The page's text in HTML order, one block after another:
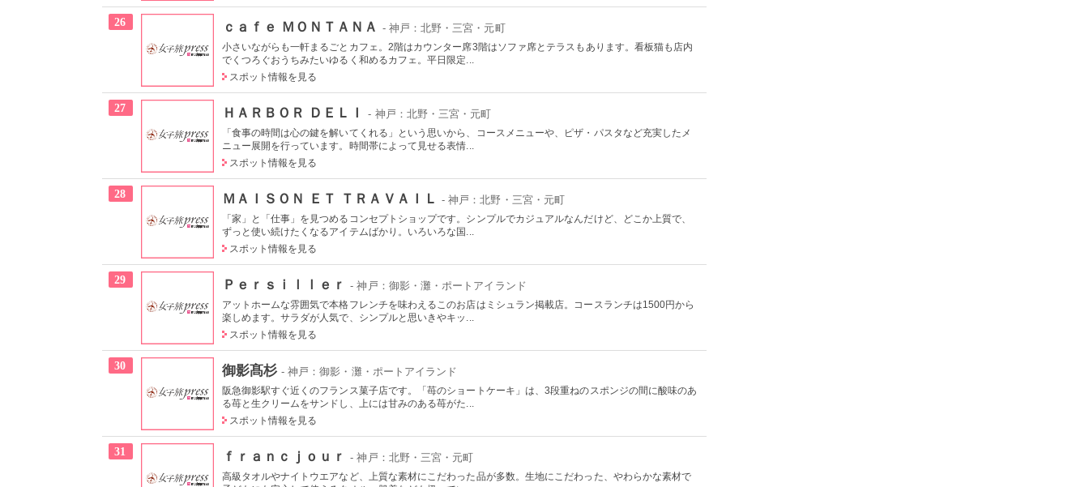
26 ｃａｆｅ ＭＯＮＴＡＮＡ - 神戸：北野・三宮・元町
小さいながらも一軒まるごとカフェ。2階はカウンター席3階はソファ席とテラスもあります。看板猫も店内
でくつろぐおうちみたいゆるく和めるカフェ。平日限定...
スポット情報を見る
27 ＨＡＲＢＯＲ ＤＥＬＩ - 神戸：北野・三宮・元町
「食事の時間は心の鍵を解いてくれる」という思いから、コースメニューや、ピザ・パスタなど充実したメ
ニュー展開を行っています。時間帯によって見せる表情...
スポット情報を見る
28 ＭＡＩＳＯＮ ＥＴ ＴＲＡＶＡＩＬ - 神戸：北野・三宮・元町
「家」と「仕事」を見つめるコンセプトショップです。シンプルでカジュアルなんだけど、どこか上質で、
ずっと使い続けたくなるアイテムばかり。いろいろな国...
スポット情報を見る
29 Ｐｅｒｓｉｌｌｅｒ - 神戸：御影・灘・ポートアイランド
アットホームな雰囲気で本格フレンチを味わえるこのお店はミシュラン掲載店。コースランチは1500円から
楽しめます。サラダが人気で、シンプルと思いきやキッ...
スポット情報を見る
30 御影髙杉 - 神戸：御影・灘・ポートアイランド
阪急御影駅すぐ近くのフランス菓子店です。「苺のショートケーキ」は、3段重ねのスポンジの間に酸味のあ
る苺と生クリームをサンドし、上には甘みのある苺がた...
スポット情報を見る
31 ｆｒａｎｃｊｏｕｒ - 神戸：北野・三宮・元町
高級タオルやナイトウエアなど、上質な素材にこだわった品が多数。生地にこだわった、やわらかな素材で